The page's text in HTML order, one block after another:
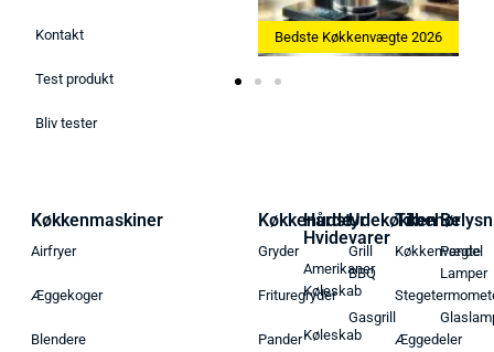
Kontakt
Test produkt
Bliv tester
2026 Bedste Køkkenvægte 2026 Bedste Æggekoger 2026
Køkkenmaskiner
Airfryer
Æggekoger
Blendere
Køkkenudstyr
Gryder
Frituregryder
Pander
Hårde
Hvidevarer
Amerikaner
Køleskab
Køleskab
Udekøkken
Grill
BBQ
Gasgrill
Tilbehør
Køkkenvægte
Æggedeler
Pendel
Lamper